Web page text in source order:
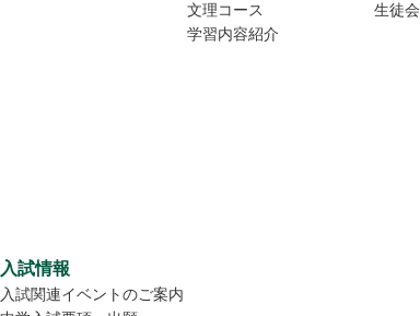
文理コース
学習内容紹介
生徒会
入試情報
入試関連イベントのご案内